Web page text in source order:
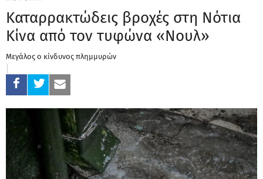
Καταρρακτώδεις βροχές στη Νότια
Κίνα από τον τυφώνα «Νουλ»
Μεγάλος ο κίνδυνος πλημμυρών